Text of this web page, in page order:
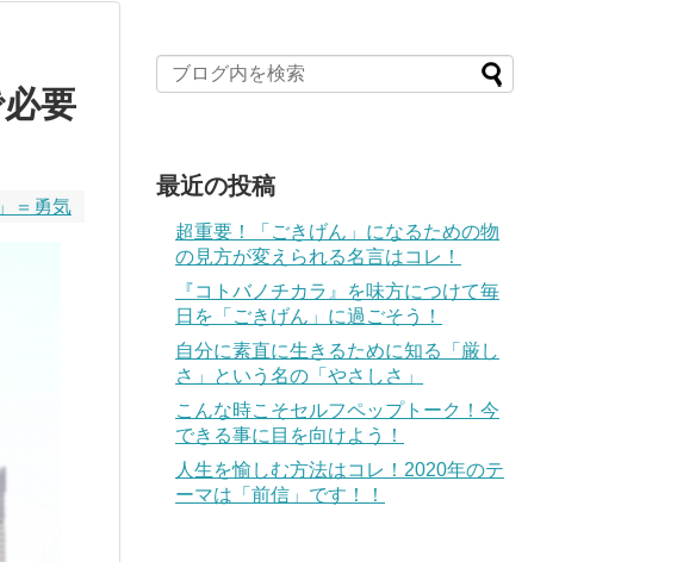
要
＝勇気
最近の投稿
超重要！「ごきげん」になるための物
の見方が変えられる名言はコレ！
『コトバノチカラ』を味方につけて毎
日を「ごきげん」に過ごそう！
自分に素直に生きるために知る「厳し
さ」という名の「やさしさ」
こんな時こそセルフペップトーク！今
できる事に目を向けよう！
人生を愉しむ方法はコレ！2020年のテ
ーマは「前信」です！！